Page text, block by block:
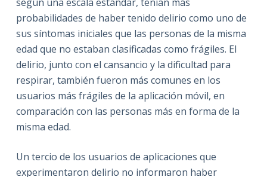
probabilidades de haber tenido delirio como uno de
sus síntomas iniciales que las personas de la misma
edad que no estaban clasificadas como frágiles. El
delirio, junto con el cansancio y la dificultad para
respirar, también fueron más comunes en los
usuarios más frágiles de la aplicación móvil, en
comparación con las personas más en forma de la
misma edad.
Un tercio de los usuarios de aplicaciones que
experimentaron delirio no informaron haber